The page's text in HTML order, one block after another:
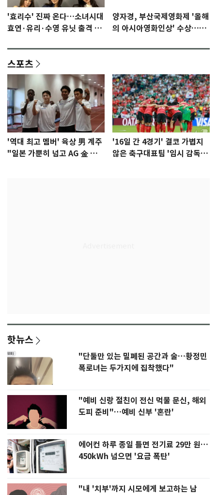
'효리수' 진짜 온다…소녀시대
효연·유리·수영 유닛 출격 [N
양자경, 부산국제영화제 '올해
의 아시아영화인상' 수상…15
스포츠
'역대 최고 멤버' 육상 男 계주
"일본 가뿐히 넘고 AG 金 따겠
'16일 간 4경기' 결코 가볍지
않은 축구대표팀 '임시 감독'
핫뉴스
"단둘만 있는 밀폐된 공간과 술…황정민
폭로녀는 두가지에 집착했다"
"예비 신랑 절친이 전신 먹물 문신, 해외
도피 준비"…예비 신부 '혼란'
에어컨 하루 종일 틀면 전기료 29만 원…
450kWh 넘으면 '요금 폭탄'
"내 '치부'까지 시모에게 보고하는 남